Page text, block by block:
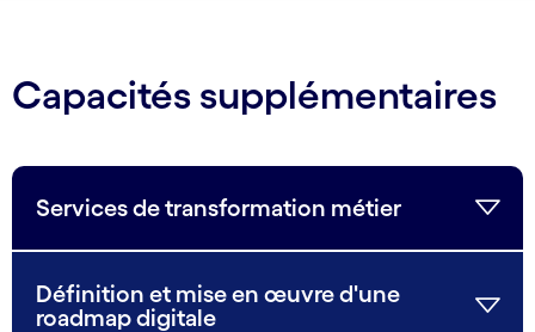
Capacités supplémentaires
Services de transformation métier
Définition et mise en œuvre d'une
roadmap digitale